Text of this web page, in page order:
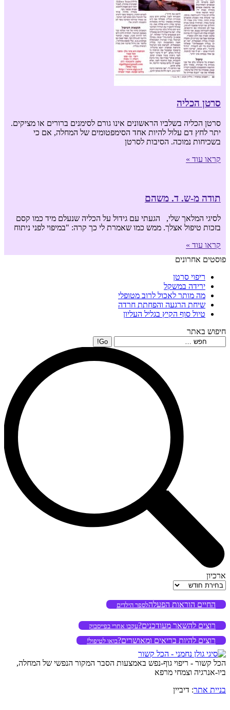
סרטן הכליה
סרטן הכליה בשלביו הראשונים אינו גורם לסימנים ברורים או מציקים.
יתר לחץ דם עלול להיות אחד הסימפטומים של המחלה, אם כי
בשכיחות נמוכה. הסיבות לסרטן
קראו עוד »
תודה מ-ש. ד. משהם
לסיגי המלאך שלי, הגעתי עם גידול על הכליה שנעלם מיד כמו קסם
בזכות טיפול אצלך. ממש כמו שאמרת לי כך קרה: "במיפוי לפני ניתוח
קראו עוד »
פוסטים אחרונים
ריפוי סרטן
ירידה במשקל
מה מותר לאכול לרוב מטופלי
שיחת הרגעה והפחתת חרדה
טיול סוף הקיץ בגליל העליון
חיפוש באתר
Search:
ארכיון
ארכיון
החיים הוראות הפעלהלספר הילדים
רוצים להשאר מעודכנים?עקבו אחרי בפייסבוק
רוצים להיות בריאים ומאושרים?בואו לטיפול!
הכל קשור - ריפוי גוף-נפש באמצעות הסבר המקור הנפשי של המחלה,
ביו-אנרגיה וצמחי מרפא
בניית אתר: דיביין